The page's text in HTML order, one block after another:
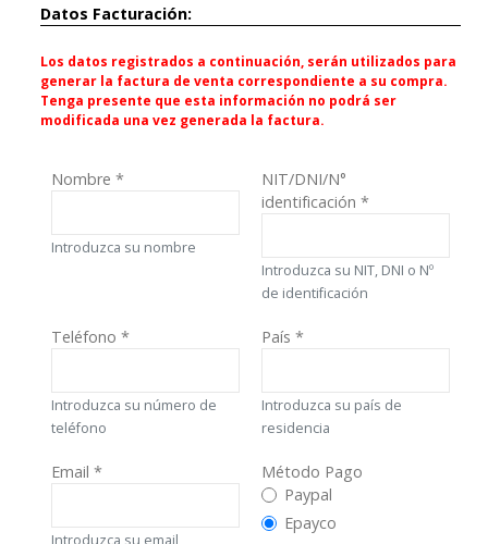
Datos Facturación:
Los datos registrados a continuación, serán utilizados para
generar la factura de venta correspondiente a su compra.
Tenga presente que esta información no podrá ser
modificada una vez generada la factura.
Nombre *
Introduzca su nombre
NIT/DNI/N°
identificación *
Introduzca su NIT, DNI o Nº
de identificación
Teléfono *
Introduzca su número de
teléfono
País *
Introduzca su país de
residencia
Email *
Introduzca su email
Método Pago
Método Pago
Paypal
Epayco